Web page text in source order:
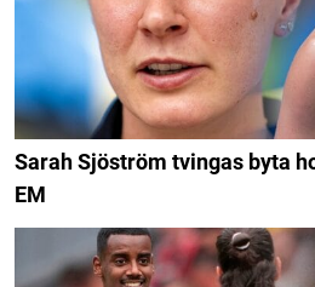
Sarah Sjöström tvingas byta
EM